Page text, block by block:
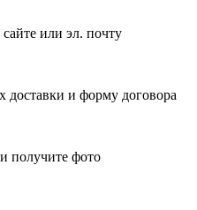
или эл. почту
и форму договора
получите фото